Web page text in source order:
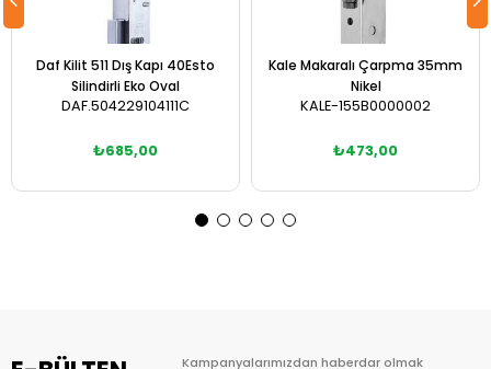
Daf Kilit 511 Dış Kapı 40Esto
Silindirli Eko Oval
DAF.504229104111C
₺685,00
Kale Makaralı Çarpma 35mm
Nikel
KALE-155B0000002
₺473,00
Kampanyalarımızdan haberdar olmak